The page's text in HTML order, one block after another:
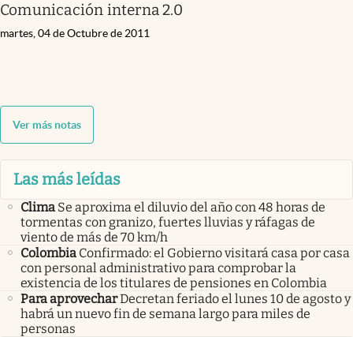
Comunicación interna 2.0
martes, 04 de Octubre de 2011
Ver más notas
Las más leídas
Clima Se aproxima el diluvio del año con 48 horas de
tormentas con granizo, fuertes lluvias y ráfagas de
viento de más de 70 km/h
Colombia Confirmado: el Gobierno visitará casa por casa
con personal administrativo para comprobar la
existencia de los titulares de pensiones en Colombia
Para aprovecharDecretan feriado el lunes 10 de agosto y
habrá un nuevo fin de semana largo para miles de
personas